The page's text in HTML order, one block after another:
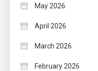
May 2026
April 2026
March 2026
February 2026